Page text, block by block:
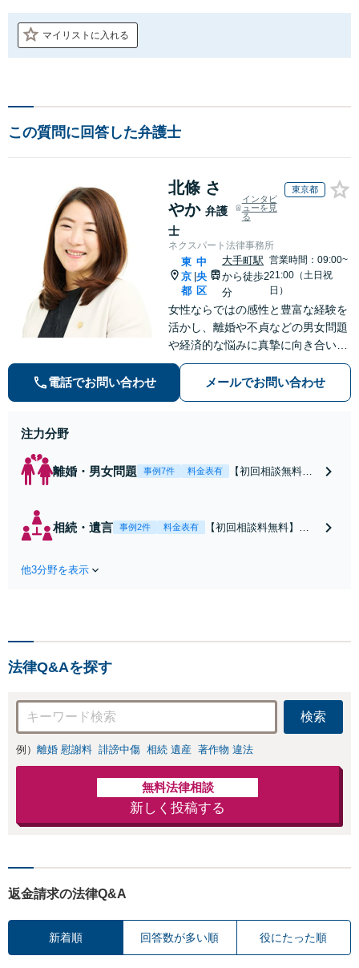
マイリストに入れる
この質問に回答した弁護士
北條 さ
やか 弁護
士
インタビ
ューを見
る
東京都
ネクスパート法律事務所
東
京
都
|
中
央
区
大手町駅
から徒歩2
分
営業時間：09:00~
21:00（土日祝
日）
女性ならではの感性と豊富な経験を
活かし、離婚や不貞などの男女問題
や経済的な悩みに真摯に向き合い、
個別のニーズに合わせたサービスを
提供しています。信頼関係を築きな
がら丁寧にサポートしていきます。
電話でお問い合わせ メールでお問い合わせ
注力分野
離婚・男女問題 事例7件 料金表有
【初回相談無料】
将来の生活を見据
相続・遺言 事例2件 料金表有
【初回相談料無料】住
富な拠点と組織力を活
実績2000件以上】
他3分野を表示
法律Q&Aを探す
検索
例） 離婚 慰謝料 誹謗中傷 相続 遺産 著作物 違法
無料法律相談
新しく投稿する
返金請求の法律Q&A
新着順 回答数が多い順 役にたった順